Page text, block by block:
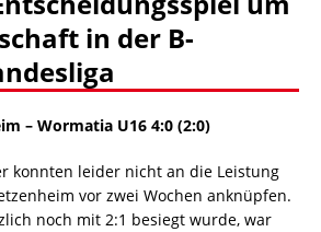
in der B-
– Wormatia U16 4:0 (2:0)
konnten leider nicht an die Leistung
vor zwei Wochen anknüpfen.
noch mit 2:1 besiegt wurde, war